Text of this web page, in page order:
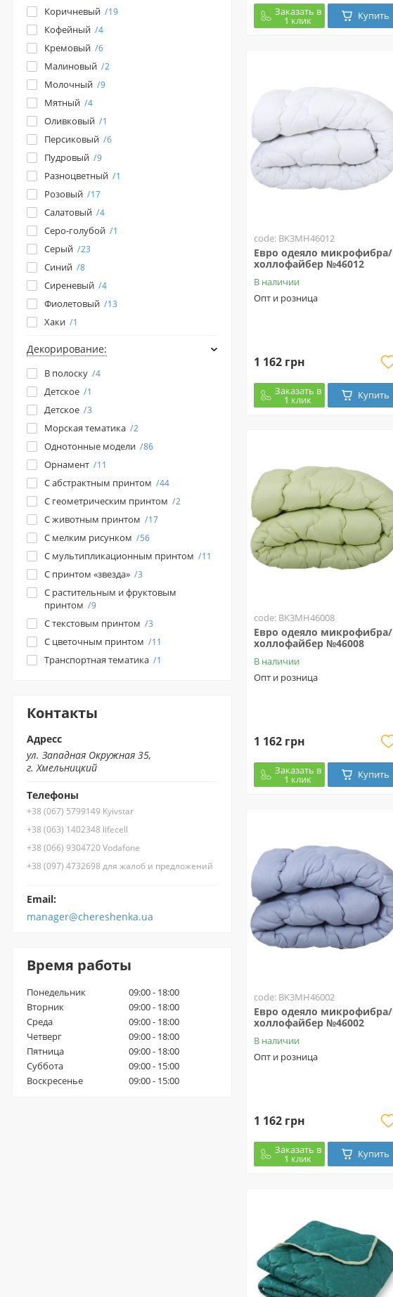
Заказать в
1 клик Купить
code: BK3MH46012
Евро одеяло микрофибра/
холлофайбер №46012
В наличии
Опт и розница
1 162 грн
Заказать в
1 клик Купить
code: BK3MH46008
Евро одеяло микрофибра/
холлофайбер №46008
В наличии
Опт и розница
1 162 грн
Заказать в
1 клик Купить
code: BK3MH46002
Евро одеяло микрофибра/
холлофайбер №46002
В наличии
Опт и розница
1 162 грн
Заказать в
1 клик Купить
Коричневый 19
Кофейный 4
Кремовый 6
Малиновый 2
Молочный 9
Мятный 4
Оливковый 1
Персиковый 6
Пудровый 9
Разноцветный 1
Розовый 17
Салатовый 4
Серо-голубой 1
Серый 23
Синий 8
Сиреневый 4
Фиолетовый 13
Хаки 1
Декорирование:
В полоску 4
Детское 1
Детское 3
Морская тематика 2
Однотонные модели 86
Орнамент 11
С абстрактным принтом 44
С геометрическим принтом 2
С животным принтом 17
С мелким рисунком 56
С мультипликационным принтом 11
С принтом «звезда» 3
С растительным и фруктовым
принтом
9
С текстовым принтом 3
С цветочным принтом 11
Транспортная тематика 1
Контакты
Адресс
ул. Западная Окружная 35,
г. Хмельницкий
Телефоны
+38 (067) 5799149 Kyivstar
+38 (063) 1402348 lifecell
+38 (066) 9304720 Vodafone
+38 (097) 4732698 для жалоб и предложений
Email:
manager@chereshenka.ua
Время работы
Понедельник
09:00 - 18:00
Вторник
09:00 - 18:00
Среда
09:00 - 18:00
Четверг
09:00 - 18:00
Пятница
09:00 - 18:00
Суббота
09:00 - 15:00
Воскресенье
09:00 - 15:00